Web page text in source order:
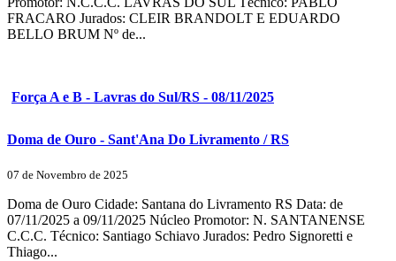
FRACARO Jurados: CLEIR BRANDOLT E EDUARDO
BELLO BRUM Nº de...
Força A e B - Lavras do Sul/RS - 08/11/2025
Doma de Ouro - Sant'Ana Do Livramento / RS
07 de Novembro de 2025
Doma de Ouro Cidade: Santana do Livramento RS Data: de
07/11/2025 a 09/11/2025 Núcleo Promotor: N. SANTANENSE
C.C.C. Técnico: Santiago Schiavo Jurados: Pedro Signoretti e
Thiago...